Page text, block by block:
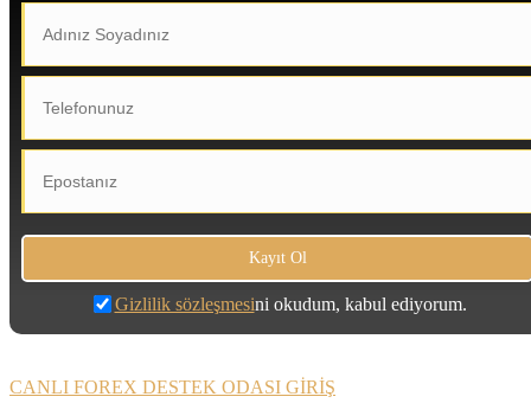
Gizlilik sözleşmesini okudum, kabul ediyorum.
CANLI FOREX DESTEK ODASI GİRİŞ